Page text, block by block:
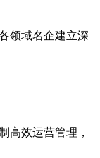
领域名企建立深
高效运营管理，